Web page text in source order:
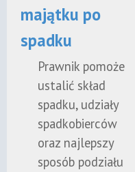
majątku po
spadku
Prawnik pomoże
ustalić skład
spadku, udziały
spadkobierców
oraz najlepszy
sposób podziału